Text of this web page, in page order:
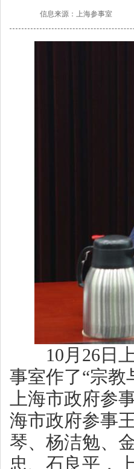
信息来源：上海参事室
10月26日上
事室作了“宗教
上海市政府参
海市政府参事
琴、杨洁勉、
忠、石良平，